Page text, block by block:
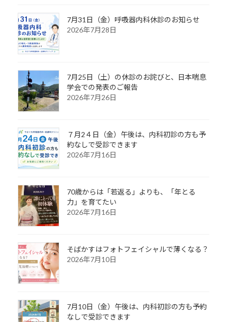
7月31日（金）呼吸器内科休診のお知らせ
2026年7月28日
7月25日（土）の休診のお詫びと、日本喘息
学会での発表のご報告
2026年7月26日
７月2４日（金）午後は、内科初診の方も予
約なしで受診できます
2026年7月16日
70歳からは「若返る」よりも、「年とる
力」を育てたい
2026年7月16日
そばかすはフォトフェイシャルで薄くなる？
2026年7月10日
7月10日（金）午後は、内科初診の方も予約
なしで受診できます